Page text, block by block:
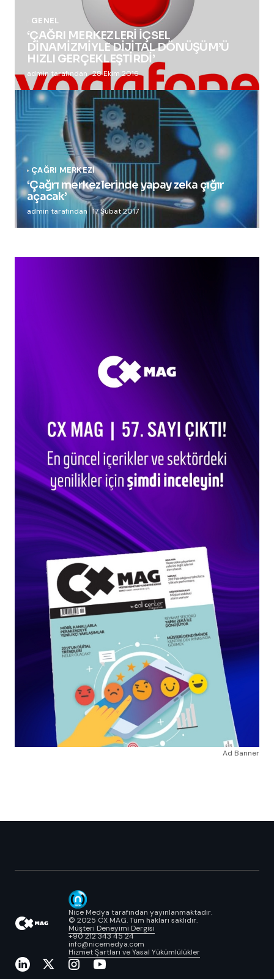
GENEL
‘ÇAĞRI MERKEZLERİ İÇSEL
DİNAMİZMİYLE DİJİTAL DÖNÜŞÜM’Ü
HIZLI GERÇEKLEŞTİRDİ’
admin tarafından 28 Ekim 2016
ÇAĞRI MERKEZI
‘Çağrı merkezlerinde yapay zeka çığır
açacak’
admin tarafından 17 Şubat 2017
Ad Banner
Nice Medya tarafından yayınlanmaktadır.
© 2025 CX MAG. Tüm hakları saklıdır.
Müşteri Deneyimi Dergisi
+90 212 343 45 24
info@nicemedya.com
Hizmet Şartları ve Yasal Yükümlülükler